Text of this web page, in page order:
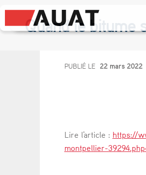
Quand le bitume
Q
n
d
PUBLIÉ LE 22 mars 2022
Lire l'article : https://
montpellier-